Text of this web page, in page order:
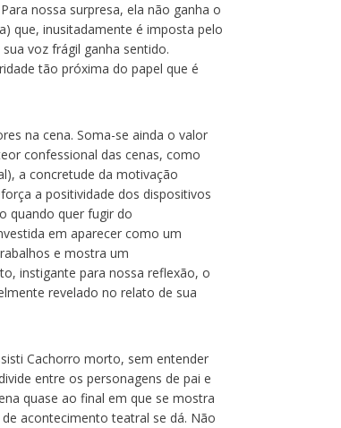
nossa surpresa, ela não ganha o
que, inusitadamente é imposta pelo
voz frágil ganha sentido.
tão próxima do papel que é
na cena. Soma-se ainda o valor
confessional das cenas, como
a concretude da motivação
a positividade dos dispositivos
quando quer fugir do
em aparecer como um
e mostra um
instigante para nossa reflexão, o
revelado no relato de sua
Cachorro morto, sem entender
entre os personagens de pai e
quase ao final em que se mostra
acontecimento teatral se dá. Não